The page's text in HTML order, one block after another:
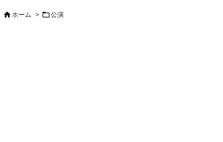
ホーム > 公演